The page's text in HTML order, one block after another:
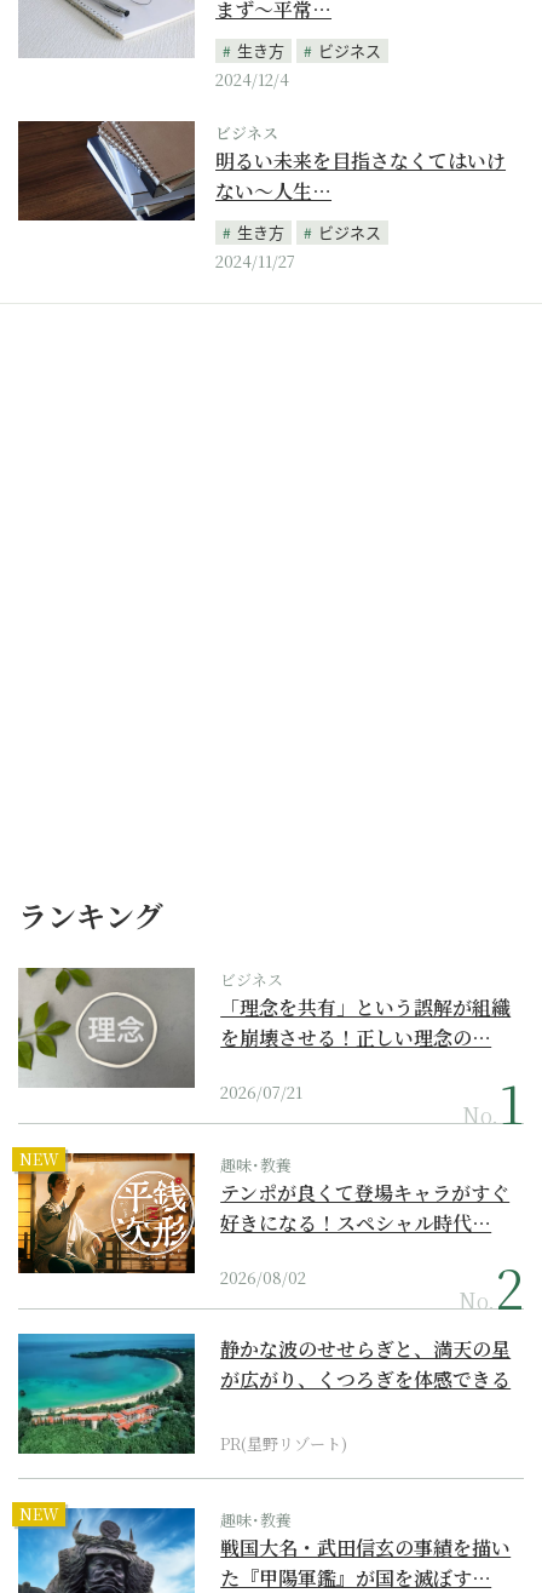
まず～平常…
生き方
ビジネス
2024/12/4
ビジネス
明るい未来を目指さなくてはいけ
ない～人生…
生き方
ビジネス
2024/11/27
ランキング
ビジネス
「理念を共有」という誤解が組織
を崩壊させる！正しい理念の…
2026/07/21
No.
NEW 趣味･教養
テンポが良くて登場キャラがすぐ
好きになる！スペシャル時代…
2026/08/02
No.
静かな波のせせらぎと、満天の星
が広がり、くつろぎを体感できる
PR(星野リゾート)
NEW 趣味･教養
戦国大名・武田信玄の事績を描い
た『甲陽軍鑑』が国を滅ぼす…